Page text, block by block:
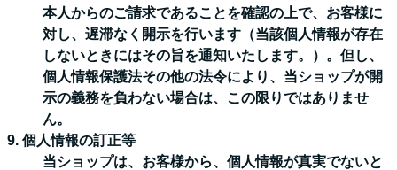
本人からのご請求であることを確認の上で、お客様に
対し、遅滞なく開示を行います（当該個人情報が存在
しないときにはその旨を通知いたします。）。但し、
個人情報保護法その他の法令により、当ショップが開
示の義務を負わない場合は、この限りではありませ
ん。
9. 個人情報の訂正等
当ショップは、お客様から、個人情報が真実でないと